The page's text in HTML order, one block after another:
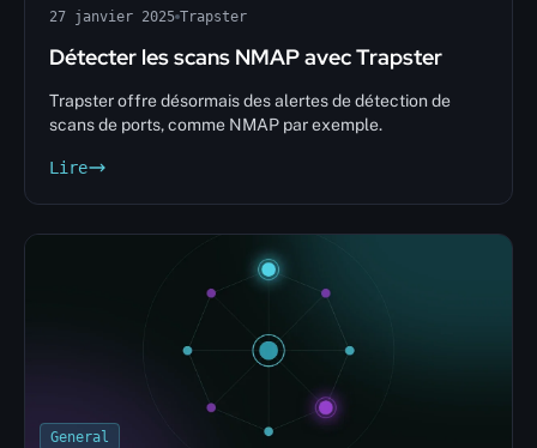
27 janvier 2025 Trapster
Détecter les scans NMAP avec Trapster
Trapster offre désormais des alertes de détection de
scans de ports, comme NMAP par exemple.
Lire
General